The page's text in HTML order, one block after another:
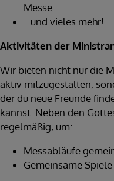
Messe
…und vieles mehr!
Aktivitäten der
Wir bieten nicht nur die
aktiv mitzugestalten,
der du neue Freunde
kannst. Neben den
regelmäßig, um:
Messabläufe
Gemeinsame